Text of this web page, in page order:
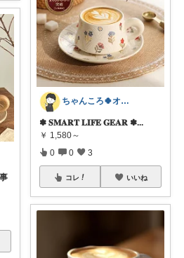
ちゃんころ🍀オリ写/インテリア/キッズ
✽ 𝐒𝐌𝐀𝐑𝐓 𝐋𝐈𝐅𝐄 𝐆𝐄𝐀𝐑 ✽ ​...
￥ 1,580～
0 0 3
コレ いいね